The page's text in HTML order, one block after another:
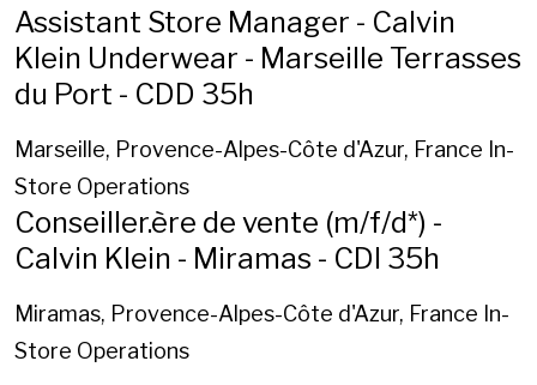
Assistant Store Manager - Calvin
Klein Underwear - Marseille Terrasses
du Port - CDD 35h
Marseille, Provence-Alpes-Côte d'Azur, France In-
Store Operations
Conseiller.ère de vente (m/f/d*) -
Calvin Klein - Miramas - CDI 35h
Miramas, Provence-Alpes-Côte d'Azur, France In-
Store Operations